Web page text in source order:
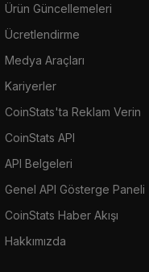
Ürün Güncellemeleri
Ücretlendirme
Medya Araçları
Kariyerler
CoinStats'ta Reklam Verin
CoinStats API
API Belgeleri
Genel API Gösterge Paneli
CoinStats Haber Akışı
Hakkımızda